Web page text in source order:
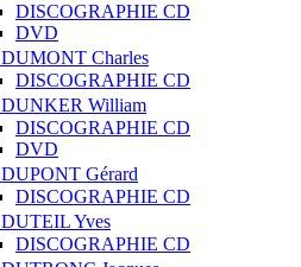
DISCOGRAPHIE CD
DVD
DUMONT Charles
DISCOGRAPHIE CD
DUNKER William
DISCOGRAPHIE CD
DVD
DUPONT Gérard
DISCOGRAPHIE CD
DUTEIL Yves
DISCOGRAPHIE CD